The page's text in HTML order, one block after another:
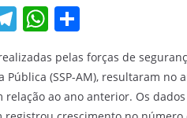
T
el
e
gr
W
at
s
h
ar
e
pelas forças de
Pública (SSP-AM), resultaram
relação ao ano anterior. Os